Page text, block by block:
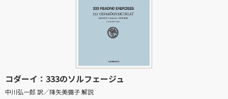
コダーイ：333のソルフェージュ
中川弘一郎 訳／降矢美彌子 解説